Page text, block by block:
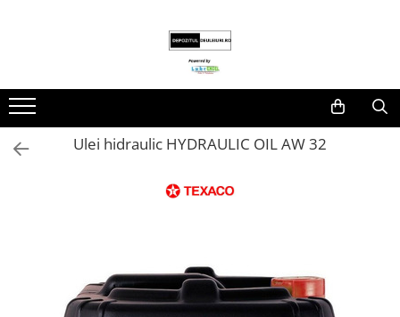
Produse
Lubrifianti
Ulei de motorUlei hidraulic HYDRAULIC OIL AW 32